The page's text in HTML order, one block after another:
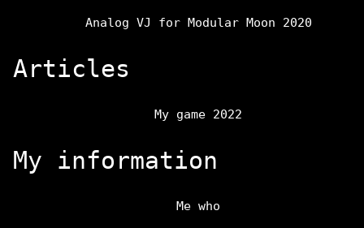
Analog VJ for Modular Moon 2020
Articles
My game 2022
My information
Me who